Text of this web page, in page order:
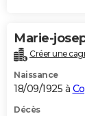
Marie-
Créer une
Naissance
18/09/1925 à
Décès